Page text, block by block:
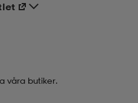
våra butiker.